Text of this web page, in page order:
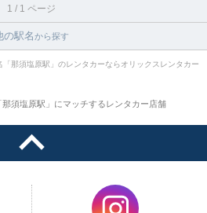
1 / 1 ページ
の駅名から探す
「那須塩原駅」のレンタカーならオリックスレンタカー
那須塩原駅」にマッチするレンタカー店舗